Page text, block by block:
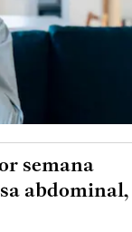
semana
abdominal,